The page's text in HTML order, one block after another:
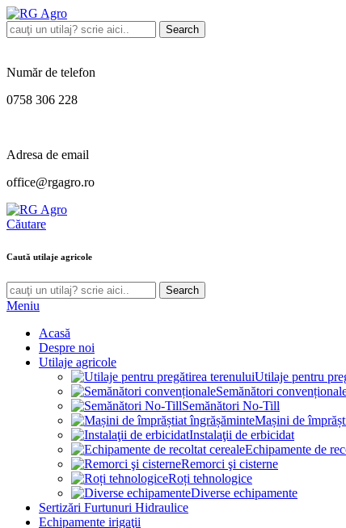
Search
Număr de telefon
0758 306 228
Adresa de email
office@rgagro.ro
Căutare
Caută utilaje agricole
Search
Meniu
Acasă
Despre noi
Utilaje agricole
Utilaje pentru
Semănători
Semănători No-Till
Mașini de
Instalaţii de erbicidat
Echipamente de
Remorci şi cisterne
Roți tehnologice
Diverse echipamente
Sertizări Furtunuri Hidraulice
Echipamente irigaţii